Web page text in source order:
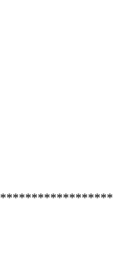
******************